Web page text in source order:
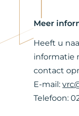
Meer
Heeft u
informatie
contact
E-mail:
Telefoon: